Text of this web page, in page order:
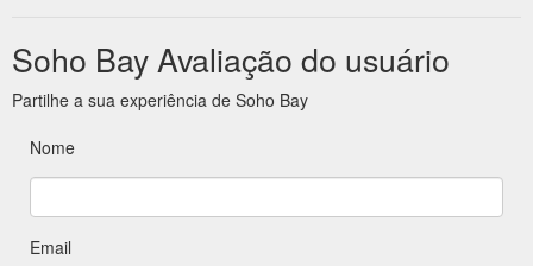
Soho Bay Avaliação do usuário
Partilhe a sua experiência de Soho Bay
Nome
Email